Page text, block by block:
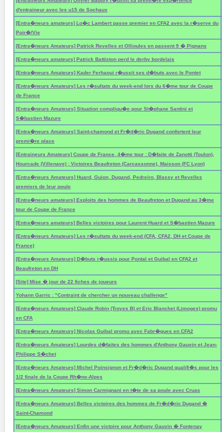
d'entraineur avec les u15 de Sochaux
[Entra�neurs amateurs] Lo�c Lambert passe premier en CFA2 avec la r�serve du
Poir�/Vie
[Entra�neurs Amateurs] Patrick Revelles et Ollioules en passent 9 � Pignans
[Entra�neurs amateurs] Patrick Battiston perd le derby bordelais
[Entra�neurs Amateurs] Kader Ferhaoui r�ussit ses d�buts avec le Pontet
[Entra�neurs Amateurs] Les r�sultats du week-end lors du 6�me tour de Coupe
de France
[Entra�neurs Amateurs] Situation compliqu�e pour St�phane Santini et
S�bastien Mazure
[Entra�neurs Amateurs] Saint-chamond et Fr�d�ric Dugand confortent leur
premi�re place
[Entraineurs Amateurs] Coupe de France, 4�me tour : D�faite de Zanotti (Toulon),
Hourcade (Villenave) ; Victoires Beaufreton (Carcassonne), Maisson (FC Lyon)
[Entra�neurs Amateurs] Huard, Guion, Dugand, Pedreiro, Blassy et Revelles
premiers de leur poule
[Entra�neurs amateurs] Exploits des hommes de Beaufreton et Dugand au 3�me
tour de Coupe de France
[Entra�neurs amateurs] Belles victoires pour Laurent Huard et S�bastien Mazure
[Entra�neurs Amateurs] Les r�sultats du week-end (CFA, CFA2, DH et Coupe de
France)
[Entra�neurs Amateurs] D�buts r�ussis pour Pontal et Guibal en CFA2 et
Beaufreton en DH
[Site] Mise � jour de 22 fiches de joueurs
Yohann Garric : "Contraint de chercher un nouveau challenge"
[Entra�neurs Amateurs] Claude Robin (Troyes B) et Eric Blanchet (Limoges) promu
en CFA
[Entra�neurs Amateurs] Nicolas Guibal promu avec Fabr�gues en CFA2
[Entra�neurs Amateurs] Lourdes d�faites des hommes d'Anthony Gauvin et Jean-
Philippe S�chet
[Entra�neurs Amateurs] Michel Poinsignon et Fr�d�ric Dugand qualifi�s pour les
1/2 finale de la Coupe Rh�ne-Alpes
[Entra�neurs Amateurs] Simon Carmignani en t�te de sa poule avec Cruas
[Entra�neurs Amateurs] Belles victoires des hommes de Fr�d�ric Dugand �
Saint-Chamond
[Entra�neurs Amateurs] Enfin une victoire pour Anthony Gauvin � Fontenay